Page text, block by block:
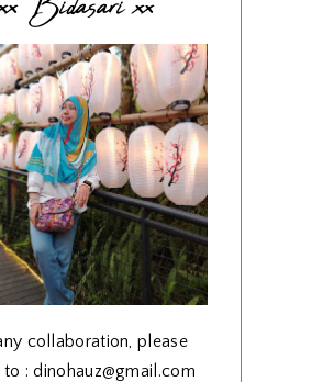
collaboration, please
: dinohauz@gmail.com